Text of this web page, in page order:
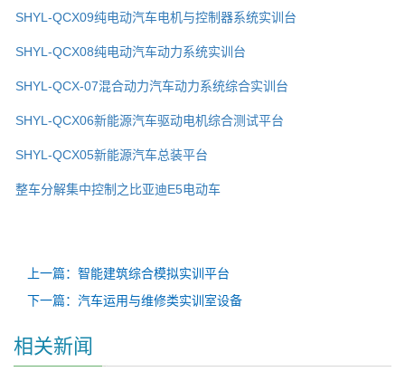
SHYL-QCX09纯电动汽车电机与控制器系统实训台
SHYL-QCX08纯电动汽车动力系统实训台
SHYL-QCX-07混合动力汽车动力系统综合实训台
SHYL-QCX06新能源汽车驱动电机综合测试平台
SHYL-QCX05新能源汽车总装平台
整车分解集中控制之比亚迪E5电动车
上一篇：智能建筑综合模拟实训平台
下一篇：汽车运用与维修类实训室设备
相关新闻